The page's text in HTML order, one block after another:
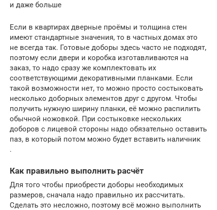
и даже больше
Если в квартирах дверные проёмы и толщина стен
имеют стандартные значения, то в частных домах это
не всегда так. Готовые доборы здесь часто не подходят,
поэтому если двери и коробка изготавливаются на
заказ, то надо сразу же комплектовать их
соответствующими декоративными планками. Если
такой возможности нет, то можно просто состыковать
несколько доборных элементов друг с другом. Чтобы
получить нужную ширину планки, её можно распилить
обычной ножовкой. При состыковке нескольких
доборов с лицевой стороны надо обязательно оставить
паз, в который потом можно будет вставить наличник
.
Как правильно выполнить расчёт
Для того чтобы приобрести доборы необходимых
размеров, сначала надо правильно их рассчитать.
Сделать это несложно, поэтому всё можно выполнить